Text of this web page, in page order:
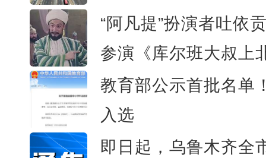
“阿凡提”扮演者吐依
参演《库尔班大叔上
教育部公示首批名单
入选
即日起，乌鲁木齐全